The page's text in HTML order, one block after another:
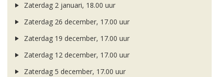
Zaterdag 2 januari, 18.00 uur
Zaterdag 26 december, 17.00 uur
Zaterdag 19 december, 17.00 uur
Zaterdag 12 december, 17.00 uur
Zaterdag 5 december, 17.00 uur